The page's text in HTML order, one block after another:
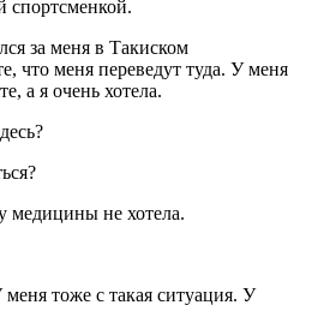
спортсменкой.
за меня в Такиском
что меня переведут туда. У меня
а я очень хотела.
медицины не хотела.
тоже с такая ситуация. У